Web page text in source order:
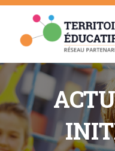
Skip
content